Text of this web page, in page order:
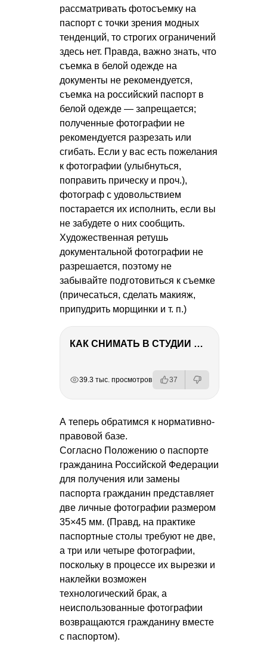
рассматривать фотосъемку на
паспорт с точки зрения модных
тенденций, то строгих ограничений
здесь нет. Правда, важно знать, что
съемка в белой одежде на
документы не рекомендуется,
съемка на российский паспорт в
белой одежде — запрещается;
полученные фотографии не
рекомендуется разрезать или
сгибать. Если у вас есть пожелания
к фотографии (улыбнуться,
поправить прическу и проч.),
фотограф с удовольствием
постарается их исполнить, если вы
не забудете о них сообщить.
Художественная ретушь
документальной фотографии не
разрешается, поэтому не
забывайте подготовиться к съемке
(причесаться, сделать макияж,
припудрить морщинки и т. п.)
КАК СНИМАТЬ В СТУДИИ СО ВСПЫШКАМИ
39.3 тыс. просмотров 37
А теперь обратимся к нормативно-
правовой базе.
Согласно Положению о паспорте
гражданина Российской Федерации
для получения или замены
паспорта гражданин представляет
две личные фотографии размером
35×45 мм. (Правд, на практике
паспортные столы требуют не две,
а три или четыре фотографии,
поскольку в процессе их вырезки и
наклейки возможен
технологический брак, а
неиспользованные фотографии
возвращаются гражданину вместе
с паспортом).